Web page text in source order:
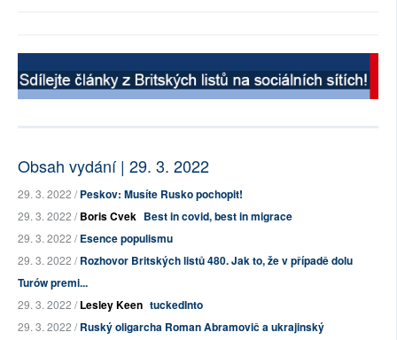
Obsah vydání | 29. 3. 2022
29. 3. 2022 /Peskov: Musíte Rusko pochopit!
29. 3. 2022 /Boris Cvek Best in covid, best in migrace
29. 3. 2022 /Esence populismu
29. 3. 2022 /Rozhovor Britských listů 480. Jak to, že v případě dolu
Turów premi...
29. 3. 2022 /Lesley Keen tuckedInto
29. 3. 2022 /Ruský oligarcha Roman Abramovič a ukrajinský